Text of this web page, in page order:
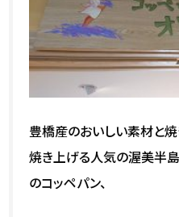
豊橋産のおいしい素材と
焼き上げる人気の渥美半
のコッペパン、